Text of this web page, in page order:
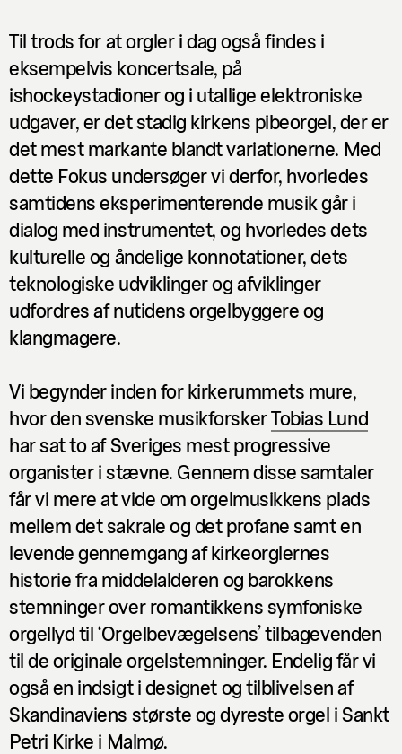
Til trods for at orgler i dag også findes i
eksempelvis koncertsale, på
ishockeystadioner og i utallige elektroniske
udgaver, er det stadig kirkens pibeorgel, der er
det mest markante blandt variationerne. Med
dette Fokus undersøger vi derfor, hvorledes
samtidens eksperimenterende musik går i
dialog med instrumentet, og hvorledes dets
kulturelle og åndelige konnotationer, dets
teknologiske udviklinger og afviklinger
udfordres af nutidens orgelbyggere og
klangmagere.
Vi begynder inden for kirkerummets mure,
hvor den svenske musikforskerTobias Lund
har sat to af Sveriges mest progressive
organister i stævne. Gennem disse samtaler
får vi mere at vide om orgelmusikkens plads
mellem det sakrale og det profane samt en
levende gennemgang af kirkeorglernes
historie fra middelalderen og barokkens
stemninger over romantikkens symfoniske
orgellyd til ‘Orgelbevægelsens’ tilbagevenden
til de originale orgelstemninger. Endelig får vi
også en indsigt i designet og tilblivelsen af
Skandinaviens største og dyreste orgel i Sankt
Petri Kirke i Malmø.